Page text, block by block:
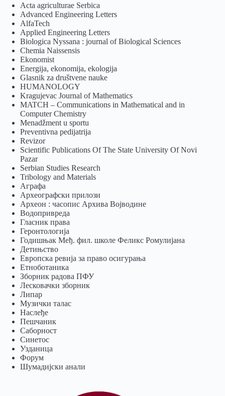
Acta agriculturae Serbica
Advanced Engineering Letters
AlfaTech
Applied Engineering Letters
Biologica Nyssana : journal of Biological Sciences
Chemia Naissensis
Ekonomist
Energija, ekonomija, ekologija
Glasnik za društvene nauke
HUMANOLOGY
Kragujevac Journal of Mathematics
MATCH – Communications in Mathematical and in
Computer Chemistry
Menadžment u sportu
Preventivna pedijatrija
Revizor
Scientific Publications Of The State University Of Novi
Pazar
Serbian Studies Research
Tribology and Materials
Аграфа
Археографски прилози
Археон : часопис Архива Војводине
Водопривреда
Гласник права
Геронтологија
Годишњак Међ. фил. школе Феликс Ромулијана
Детињство
Европска ревија за право осигурања
Eтноботаника
Зборник радова ПФУ
Лесковачки зборник
Липар
Музички талас
Наслеђе
Пешчаник
Саборност
Синетос
Узданица
Форум
Шумадијски анали